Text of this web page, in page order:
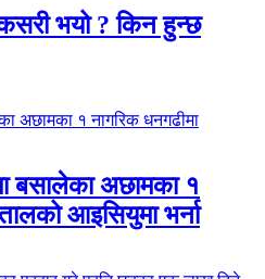
भयो ? किन हुन्छ
बसालेका अछामका १
आइसियुमा भर्ना